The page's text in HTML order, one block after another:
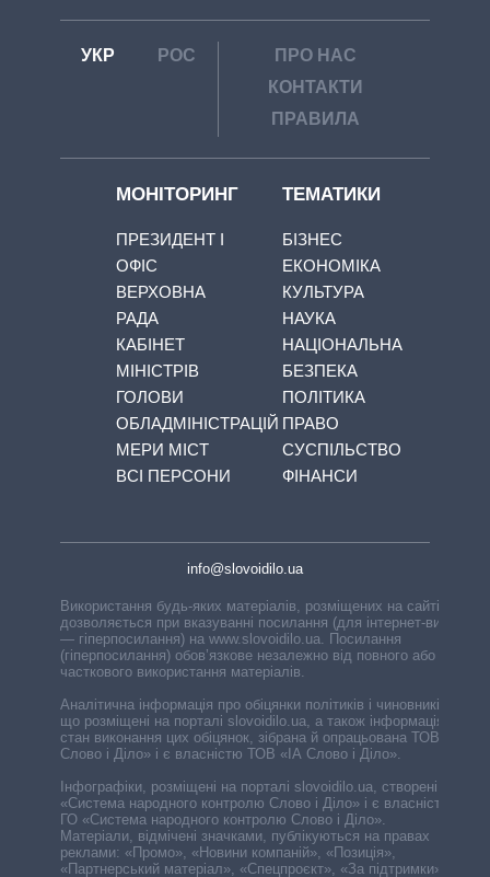
УКР РОС
ПРО НАС
КОНТАКТИ
ПРАВИЛА
МОНІТОРИНГ
ПРЕЗИДЕНТ І
ОФІС
ВЕРХОВНА
РАДА
КАБІНЕТ
МІНІСТРІВ
ГОЛОВИ
ОБЛАДМІНІСТРАЦІЙ
МЕРИ МІСТ
ВСІ ПЕРСОНИ
ТЕМАТИКИ
БІЗНЕС
ЕКОНОМІКА
КУЛЬТУРА
НАУКА
НАЦІОНАЛЬНА
БЕЗПЕКА
ПОЛІТИКА
ПРАВО
СУСПІЛЬСТВО
ФІНАНСИ
info@slovoidilo.ua
Використання будь-яких матеріалів, розміщених на сайті,
дозволяється при вказуванні посилання (для інтернет-видань
— гіперпосилання) на www.slovoidilo.ua. Посилання
(гіперпосилання) обов’язкове незалежно від повного або
часткового використання матеріалів.
Аналітична інформація про обіцянки політиків і чиновників,
що розміщені на порталі slovoidilo.ua, а також інформація про
стан виконання цих обіцянок, зібрана й опрацьована ТОВ «ІА
Слово і Діло» і є власністю ТОВ «ІА Слово і Діло».
Інфографіки, розміщені на порталі slovoidilo.ua, створені ГО
«Система народного контролю Слово і Діло» і є власністю
ГО «Система народного контролю Слово і Діло».
Матеріали, відмічені значками, публікуються на правах
реклами: «Промо», «Новини компаній», «Позиція»,
«Партнерський матеріал», «Спецпроєкт», «За підтримки».